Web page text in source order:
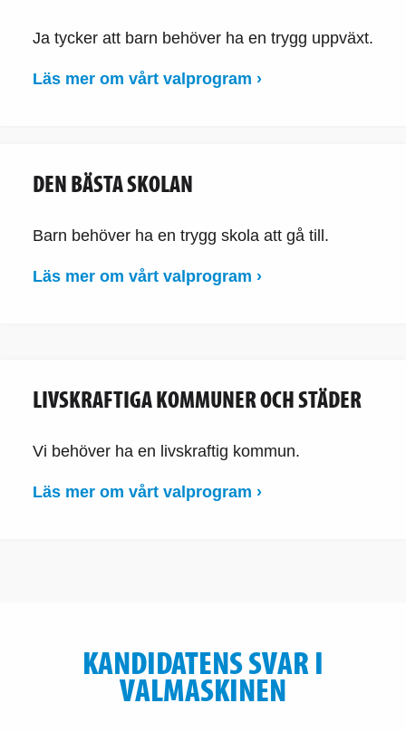
Ja tycker att barn behöver ha en trygg uppväxt.
Läs mer om vårt valprogram ›
DEN BÄSTA SKOLAN
Barn behöver ha en trygg skola att gå till.
Läs mer om vårt valprogram ›
LIVSKRAFTIGA KOMMUNER OCH STÄDER
Vi behöver ha en livskraftig kommun.
Läs mer om vårt valprogram ›
KANDIDATENS SVAR I
VALMASKINEN